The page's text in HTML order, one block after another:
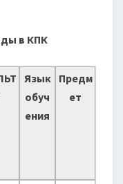
в КПК
Язык
обуч
ения
Предм
ет